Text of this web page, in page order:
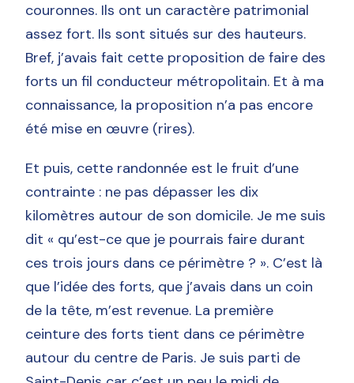
couronnes. Ils ont un caractère patrimonial
assez fort. Ils sont situés sur des hauteurs.
Bref, j’avais fait cette proposition de faire des
forts un fil conducteur métropolitain. Et à ma
connaissance, la proposition n’a pas encore
été mise en œuvre (rires).
Et puis, cette randonnée est le fruit d’une
contrainte : ne pas dépasser les dix
kilomètres autour de son domicile. Je me suis
dit « qu’est-ce que je pourrais faire durant
ces trois jours dans ce périmètre ? ». C’est là
que l’idée des forts, que j’avais dans un coin
de la tête, m’est revenue. La première
ceinture des forts tient dans ce périmètre
autour du centre de Paris. Je suis parti de